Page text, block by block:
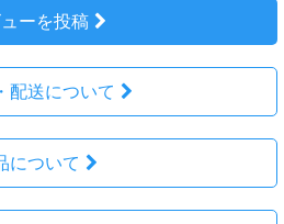
ーを投稿
配送について
について